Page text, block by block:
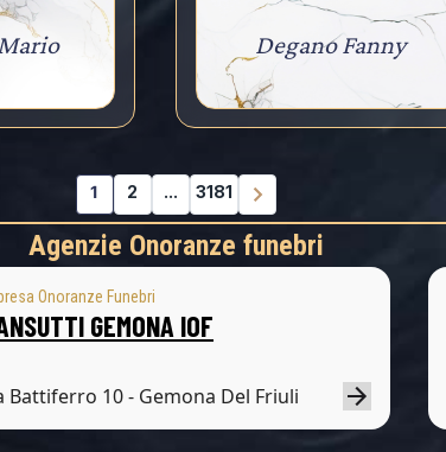
Degano Fanny
1 2 ... 3181
Agenzie Onoranze funebri
Onoranze Funebri
GEMONA IOF
Battiferro 10 - Gemona Del Friuli